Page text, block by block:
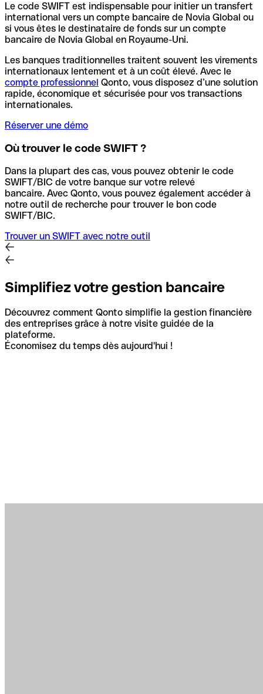
Le code SWIFT est indispensable pour initier un transfert
international vers un compte bancaire de Novia Global ou
si vous êtes le destinataire de fonds sur un compte
bancaire de Novia Global en Royaume-Uni.
Les banques traditionnelles traitent souvent les virements
internationaux lentement et à un coût élevé. Avec le
compte professionnel Qonto, vous disposez d’une solution
rapide, économique et sécurisée pour vos transactions
internationales.
Réserver une démo
Où trouver le code SWIFT ?
Dans la plupart des cas, vous pouvez obtenir le code
SWIFT/BIC de votre banque sur votre relevé
bancaire. Avec Qonto, vous pouvez également accéder à
notre outil de recherche pour trouver le bon code
SWIFT/BIC.
Trouver un SWIFT avec notre outil
Simplifiez votre gestion bancaire
Découvrez comment Qonto simplifie la gestion financière
des entreprises grâce à notre visite guidée de la
plateforme.
Économisez du temps dès aujourd'hui !